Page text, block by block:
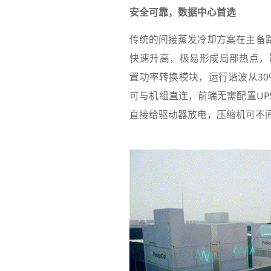
安全可靠，数据中心首选
传统的间接蒸发冷却方案在主备
快速升高，极易形成局部热点
置功率转换模块，运行谐波从
可与机组直连，前端无需配置
直接给驱动器放电，压缩机可不